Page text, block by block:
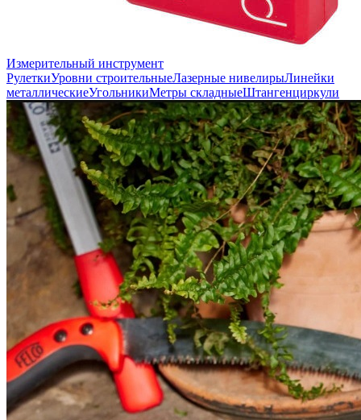
Измерительный инструмент
РулеткиУровни строительныеЛазерные нивелирыЛинейки
металлическиеУгольникиМетры складныеШтангенциркули